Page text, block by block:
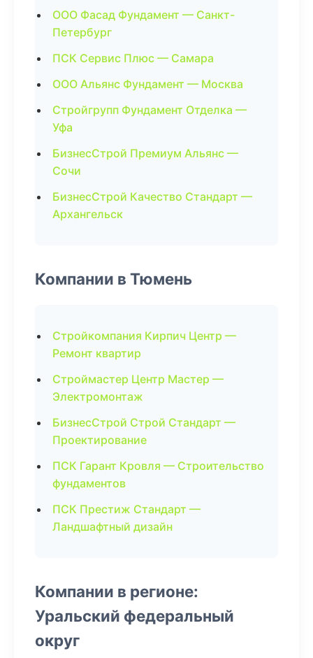
ООО Фасад Фундамент — Санкт-
Петербург
ПСК Сервис Плюс — Самара
ООО Альянс Фундамент — Москва
Стройгрупп Фундамент Отделка —
Уфа
БизнесСтрой Премиум Альянс —
Сочи
БизнесСтрой Качество Стандарт —
Архангельск
Компании в Тюмень
Стройкомпания Кирпич Центр —
Ремонт квартир
Строймастер Центр Мастер —
Электромонтаж
БизнесСтрой Строй Стандарт —
Проектирование
ПСК Гарант Кровля — Строительство
фундаментов
ПСК Престиж Стандарт —
Ландшафтный дизайн
Компании в регионе:
Уральский федеральный
округ